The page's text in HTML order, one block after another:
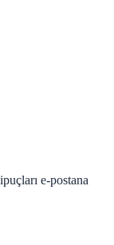
e-postana